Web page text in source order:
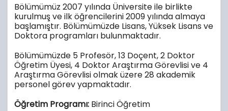
Bölümümüz 2007 yılında Üniversite ile birlikte
kurulmuş ve ilk öğrencilerini 2009 yılında almaya
başlamıştır. Bölümümüzde Lisans, Yüksek Lisans ve
Doktora programları bulunmaktadır.
Bölümümüzde 5 Profesör, 13 Doçent, 2 Doktor
Öğretim Üyesi, 4 Doktor Araştırma Görevlisi ve 4
Araştırma Görevlisi olmak üzere 28 akademik
personel görev yapmaktadır.
Öğretim Programı: BirinciÖğretim